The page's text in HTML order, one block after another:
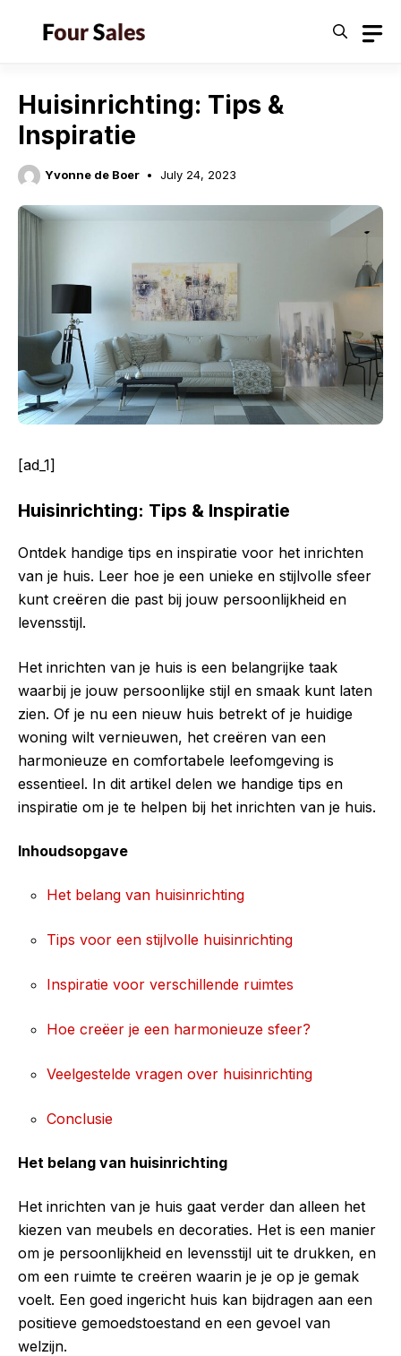
Huisinrichting: Tips &
Inspiratie
Yvonne de Boer July 24, 2023
[ad_1]
Huisinrichting: Tips & Inspiratie
Ontdek handige tips en inspiratie voor het inrichten
van je huis. Leer hoe je een unieke en stijlvolle sfeer
kunt creëren die past bij jouw persoonlijkheid en
levensstijl.
Het inrichten van je huis is een belangrijke taak
waarbij je jouw persoonlijke stijl en smaak kunt laten
zien. Of je nu een nieuw huis betrekt of je huidige
woning wilt vernieuwen, het creëren van een
harmonieuze en comfortabele leefomgeving is
essentieel. In dit artikel delen we handige tips en
inspiratie om je te helpen bij het inrichten van je huis.
Inhoudsopgave
Het belang van huisinrichting
Tips voor een stijlvolle huisinrichting
Inspiratie voor verschillende ruimtes
Hoe creëer je een harmonieuze sfeer?
Veelgestelde vragen over huisinrichting
Conclusie
Het belang van huisinrichting
Het inrichten van je huis gaat verder dan alleen het
kiezen van meubels en decoraties. Het is een manier
om je persoonlijkheid en levensstijl uit te drukken, en
om een ruimte te creëren waarin je je op je gemak
voelt. Een goed ingericht huis kan bijdragen aan een
positieve gemoedstoestand en een gevoel van
welzijn.